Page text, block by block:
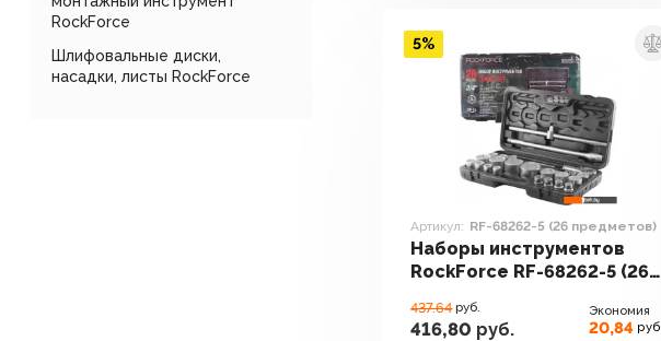
RockForce
Шлифовальные диски,
насадки, листы RockForce
Артикул: RF-68262-5 (26 предметов)
Наборы инструментов
RockForce RF-68262-5 (26
437.64 руб.
416,80 руб.
Экономия
20,84 руб.
5%